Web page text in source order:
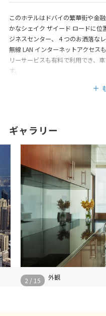
このホテルはドバイの繁華街や金
かなシェイク ザイード ロードに位
ジネスセンター、 4 つのお洒落な
無線 LAN インターネットアクセス
リーサービスも有料で利用でき、
す。
ギャラリー
外観
2 / 15